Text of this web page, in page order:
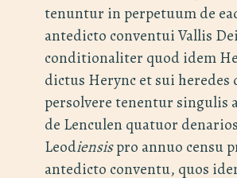
tenuntur in perpetuum de
antedicto conventui Vallis Dei
conditionaliter quod idem
dictus Herync et sui heredes
persolvere tenentur singulis
de Lenculen quatuor
Leodiensispro annuo censu
antedicto conventu, quos